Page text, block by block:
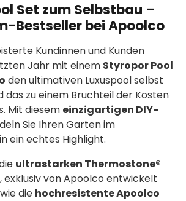
Set zum Selbstbau –
Bestseller bei Apoolco
Kundinnen und Kunden
Jahr mit einem Styropor Pool
den ultimativen Luxuspool selbst
das zu einem Bruchteil der Kosten
Mit diesem einzigartigen DIY-
Sie Ihren Garten im
ein echtes Highlight.
ultrastarken Thermostone®
, exklusiv von Apoolco entwickelt
die hochresistente Apoolco